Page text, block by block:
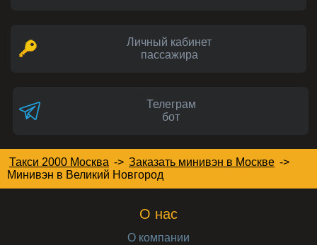
Личный кабинет
пассажира
Телеграм
бот
Такси 2000 Москва -> Заказать минивэн в Москве ->
Минивэн в Великий Новгород
О нас
О компании